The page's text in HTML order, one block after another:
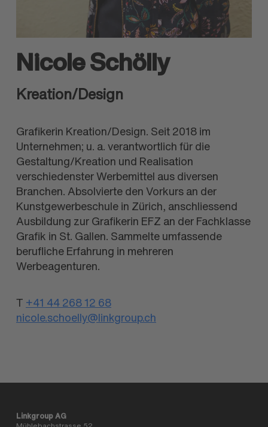
Nicole Schölly
Kreation/Design
Grafikerin Kreation/Design. Seit 2018 im
Unternehmen; u. a. verantwortlich für die
Gestaltung/Kreation und Realisation
verschiedenster Werbemittel aus diversen
Branchen. Absolvierte den Vorkurs an der
Kunstgewerbeschule in Zürich, anschliessend
Ausbildung zur Grafikerin EFZ an der Fachklasse
Grafik in St. Gallen. Sammelte umfassende
berufliche Erfahrung in mehreren
Werbeagenturen.
T +41 44 268 12 68
nicole.schoelly@linkgroup.ch
Linkgroup AG